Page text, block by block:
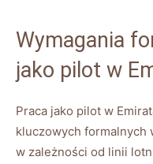
Wymagania
jako pilot w
Praca jako pilot w
kluczowych formalnych
w zależności od linii